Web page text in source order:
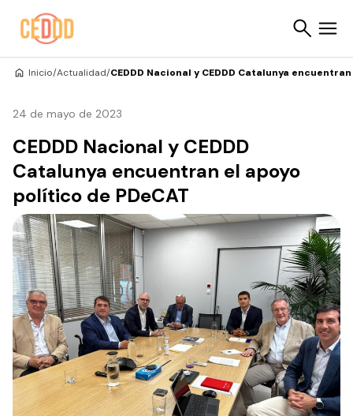
Inicio/Actualidad/CEDDD Nacional y CEDDD Catalunya
24 de mayo de 2023
CEDDD Nacional y CEDDD
Catalunya encuentran el apoyo
político de PDeCAT